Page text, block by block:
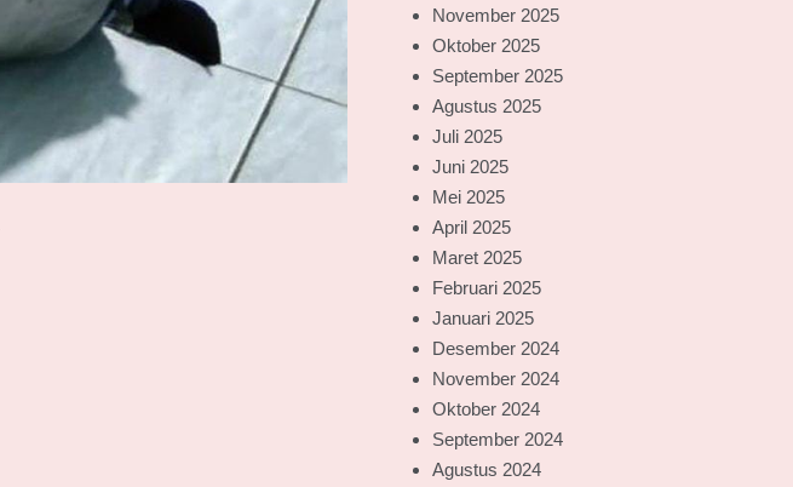
November 2025
Oktober 2025
September 2025
Agustus 2025
Juli 2025
Juni 2025
Mei 2025
April 2025
Maret 2025
Februari 2025
Januari 2025
Desember 2024
November 2024
Oktober 2024
September 2024
Agustus 2024